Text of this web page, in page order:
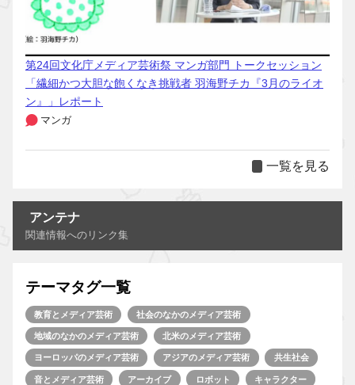
第24回文化庁メディア芸術祭 マンガ部門 トークセッション
「繊細かつ大胆な飽くなき挑戦者 羽海野チカ『3月のライオ
ン』」レポート
マンガ
一覧を見る
アンテナ
関連情報へのリンク集
テーマタグ一覧
教育とメディア芸術 社会のなかのメディア芸術
地域のなかのメディア芸術 北米のメディア芸術
ヨーロッパのメディア芸術 アジアのメディア芸術 共生社会
音とメディア芸術 アーカイブ ロボット キャラクター